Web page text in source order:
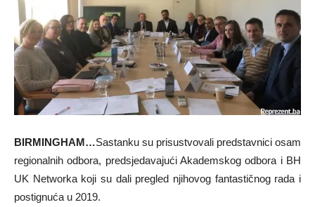
BIRMINGHAM…Sastanku su prisustvovali predstavnici osam
regionalnih odbora, predsjedavajući Akademskog odbora i BH
UK Networka koji su dali pregled njihovog fantastičnog rada i
postignuća u 2019.